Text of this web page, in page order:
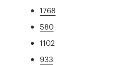
1768
580
1102
933